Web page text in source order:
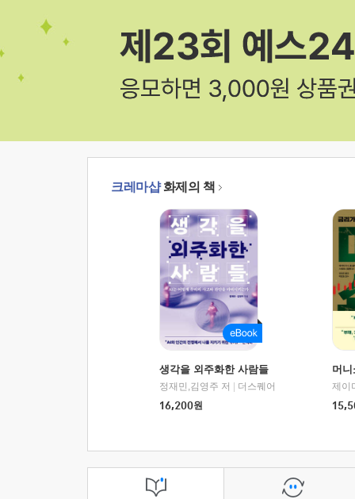
크레마샵화제의 책
생각을 외주화한 사람들
정재민,김영주 저
더스퀘어
16,200원
머